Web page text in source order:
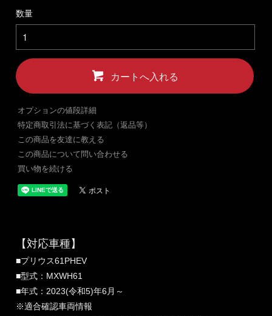
数量
カートへ入れる
オプションの値段詳細
特定商取引法に基づく表記（返品等）
この商品を友達に教える
この商品について問い合わせる
買い物を続ける
【対応車種】
■プリウス61PHEV
■型式：MXWH61
■年式：2023(令和5)年6月～
※適合確認車両情報